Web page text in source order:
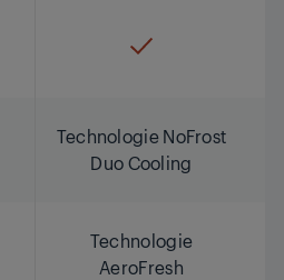
Technologie NoFrost
Duo Cooling
Technologie
AeroFresh